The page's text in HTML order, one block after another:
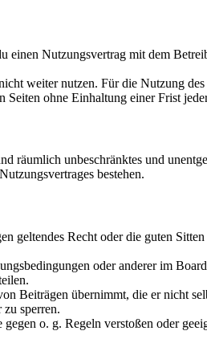
Nutzungsvertrag mit dem
weiter nutzen. Für die Nutzung
ohne Einhaltung einer Frist
räumlich unbeschränktes und
bestehen.
geltendes Recht oder die guten
oder anderer im
Beiträgen übernimmt, die er nicht
sperren.
o. g. Regeln verstoßen oder